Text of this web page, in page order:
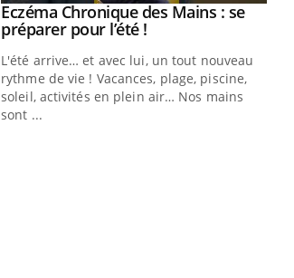
Youtube
Eczéma Chronique des Mains : se
préparer pour l’été !Youtube
L'été arrive… et avec lui, un tout nouveau
rythme de vie ! Vacances, plage, piscine,
soleil, activités en plein air… Nos mains
sont ...